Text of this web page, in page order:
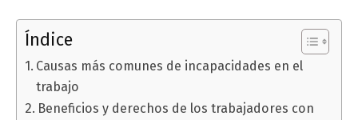
Índice
Causas más comunes de incapacidades en el
trabajo
Beneficios y derechos de los trabajadores con